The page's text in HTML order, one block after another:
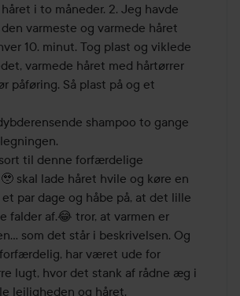
i to måneder. 2. Jeg havde
varmeste og varmede håret
10. minut. Tog plast og viklede
varmede håret med hårtørrer
påføring. Så plast på og et
shampoo to gange
til denne forfærdelige
skal lade håret hvile og køre en
par dage og håbe på, at det lille
falder af.😂 tror, at varmen er
som det står i beskrivelsen. Og
har været ude for
lugt, hvor det stank af rådne æg i
lejligheden og håret.